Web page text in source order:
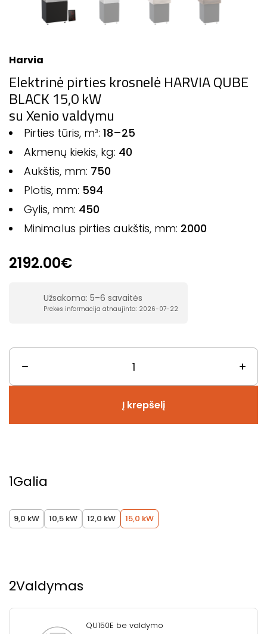
Harvia
Elektrinė pirties krosnelė HARVIA QUBE
BLACK 15,0 kW
su Xenio valdymu
Pirties tūris, m³: 18–25
Akmenų kiekis, kg: 40
Aukštis, mm: 750
Plotis, mm: 594
Gylis, mm: 450
Minimalus pirties aukštis, mm: 2000
2192.00€
Užsakoma: 5–6 savaitės
Prekės informacija atnaujinta: 2026-07-22
Į krepšelį
1Galia
9,0 kW 10,5 kW 12,0 kW 15,0 kW
2Valdymas
QU150E be valdymo